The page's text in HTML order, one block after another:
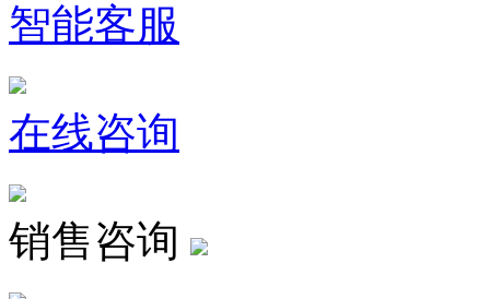
智能客服
在线咨询
销售咨询